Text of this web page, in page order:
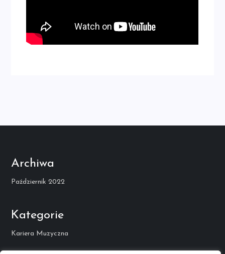
Archiwa
Październik 2022
Kategorie
Kariera Muzyczna